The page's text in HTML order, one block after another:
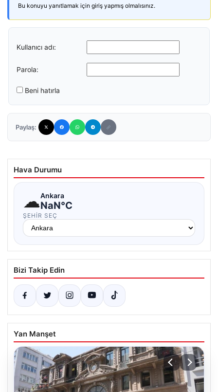
Bu konuyu yanıtlamak için giriş yapmış olmalısınız.
Kullanıcı adı:
Parola:
Beni hatırla
Paylaş:
Hava Durumu
☁Ankara
NaN°C
ŞEHIR SEÇ
Bizi Takip Edin
Yan Manşet